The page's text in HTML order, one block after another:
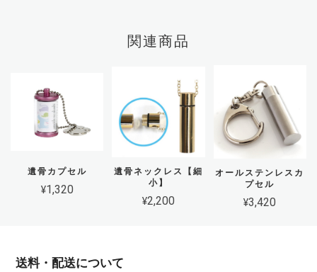
関連商品
遺骨カプセル
¥1,320
遺骨ネックレス【細
小】
¥2,200
オールステンレスカ
プセル
¥3,420
送料・配送について